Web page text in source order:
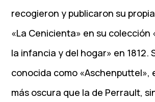
recogieron y publicaron su
«La Cenicienta» en su colección
la infancia y del hogar» en 1812.
conocida como «Aschenputtel»,
más oscura que la de Perrault,